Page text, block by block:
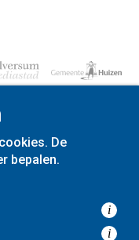
De
bepalen.
i
i